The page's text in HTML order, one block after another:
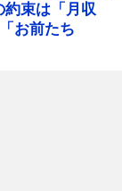
束は「月収
お前たち